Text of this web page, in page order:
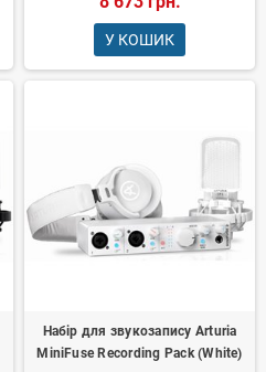
У КОШИК
Набір для звукозапису Arturia
MiniFuse Recording Pack (White)